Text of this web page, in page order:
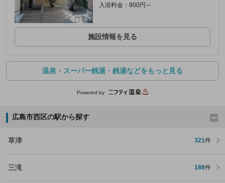
入浴料金：800円～
施設情報を見る
温泉・スーパー銭湯・銭湯などをもっと見る
Powered by
広島市西区の駅から探す
草津 321件
三滝 188件